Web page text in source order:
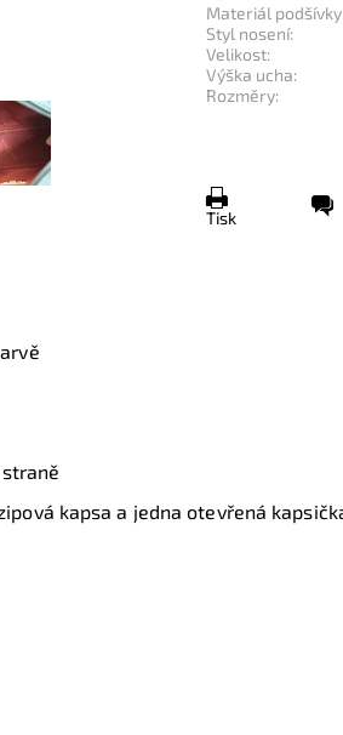
Materiál podšívky:
Styl nosení:
Velikost:
Výška ucha:
Rozměry:
Tisk
kapsa a jedna otevřená